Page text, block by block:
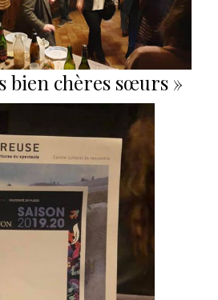
bien chères sœurs »